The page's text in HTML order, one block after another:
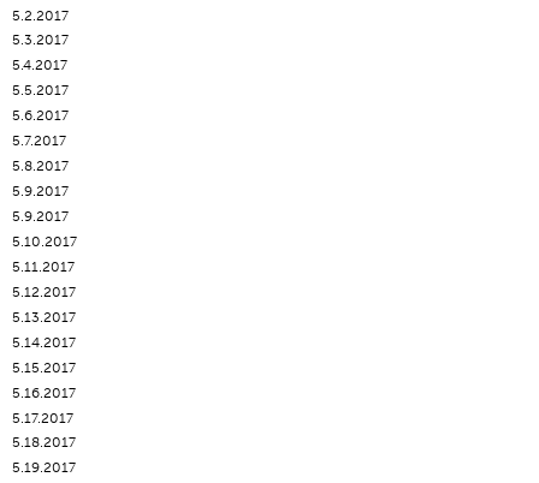
5.2.2017
5.3.2017
5.4.2017
5.5.2017
5.6.2017
5.7.2017
5.8.2017
5.9.2017
5.9.2017
5.10.2017
5.11.2017
5.12.2017
5.13.2017
5.14.2017
5.15.2017
5.16.2017
5.17.2017
5.18.2017
5.19.2017